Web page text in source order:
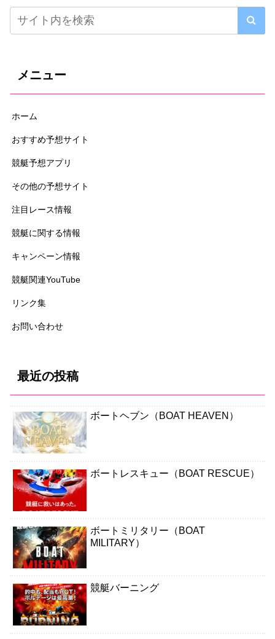
メニュー
ホーム
おすすめ予想サイト
競艇予想アプリ
その他の予想サイト
注目レース情報
競艇に関する情報
キャンペーン情報
競艇関連YouTube
リンク集
お問い合わせ
最近の投稿
ボートヘブン（BOAT HEAVEN）
ボートレスキュー（BOAT RESCUE）
ボートミリタリー（BOAT
MILITARY）
競艇バーニング